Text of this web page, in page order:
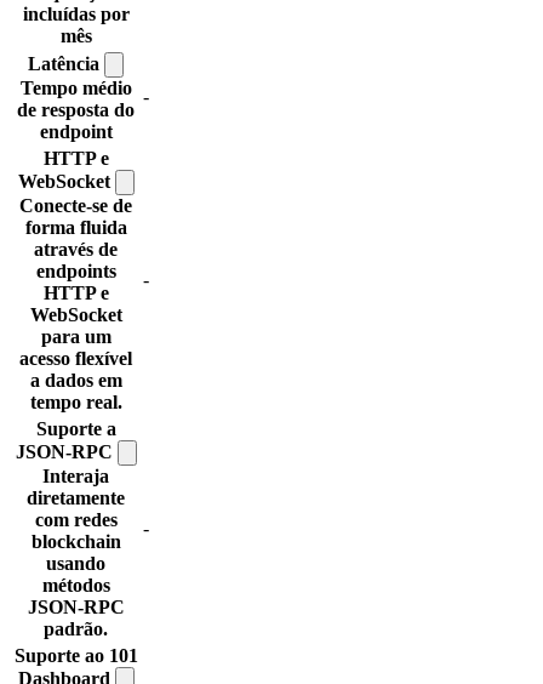
incluídas por
mês
Latência
Tempo médio
de resposta do
endpoint
-
HTTP e
WebSocket
Conecte-se de
forma fluida
através de
endpoints
HTTP e
WebSocket
para um
acesso flexível
a dados em
tempo real.
-
Suporte a
JSON-RPC
Interaja
diretamente
com redes
blockchain
usando
métodos
JSON-RPC
padrão.
-
Suporte ao 101
Dashboard